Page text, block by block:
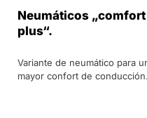
Neumáticos „comfort
plus“.
Variante de neumático para
mayor confort de conducción.